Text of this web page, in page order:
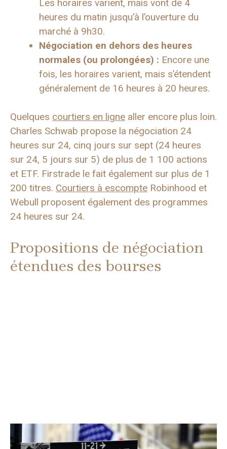
Les horaires varient, mais vont de 4
heures du matin jusqu’à l’ouverture du
marché à 9h30.
Négociation en dehors des heures
normales (ou prolongées) : Encore une
fois, les horaires varient, mais s’étendent
généralement de 16 heures à 20 heures.
Quelques courtiers en ligne aller encore plus loin.
Charles Schwab propose la négociation 24
heures sur 24, cinq jours sur sept (24 heures
sur 24, 5 jours sur 5) de plus de 1 100 actions
et ETF. Firstrade le fait également sur plus de 1
200 titres. Courtiers à escompte Robinhood et
Webull proposent également des programmes
24 heures sur 24.
Propositions de négociation
étendues des bourses